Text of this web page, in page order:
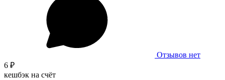
Отзывов нет
6 ₽
кешбэк на счёт